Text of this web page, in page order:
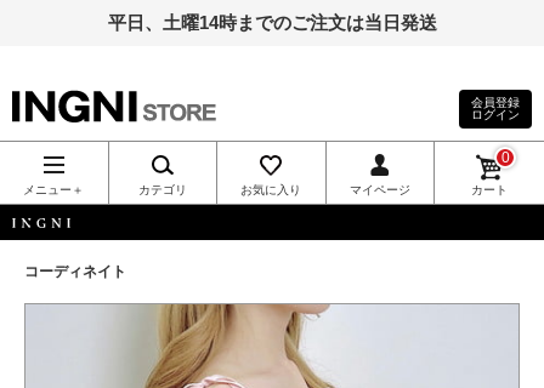
平日、土曜14時までのご注文は当日発送
INGNI（イン
グ）公式通
販｜INGNI
STORE
会員登録
ログイン
メニュー＋ カテゴリ お気に入り マイページ カート
0
コーディネイト